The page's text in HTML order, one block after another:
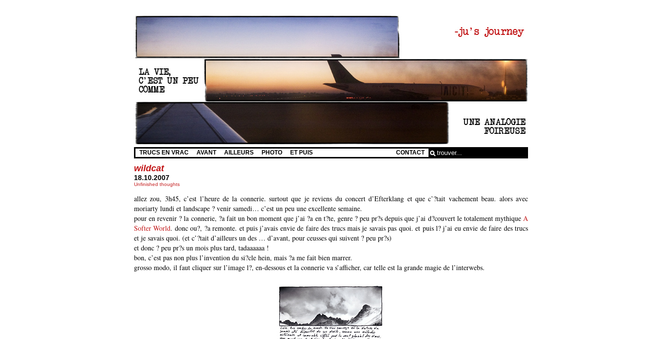
TRUCS EN VRAC AVANT AILLEURS PHOTO ET PUIS CONTACT
wildcat
18.10.2007
Unfinished thoughts
allez zou, 3h45, c’est l’heure de la connerie. surtout que je reviens du concert d’Efterklang et que c’?tait vachement beau. alors avec
moriarty lundi et landscape ? venir samedi… c’est un peu une excellente semaine.
pour en revenir ? la connerie, ?a fait un bon moment que j’ai ?a en t?te, genre ? peu pr?s depuis que j’ai d?couvert le totalement mythique A
Softer World. donc ou?, ?a remonte. et puis j’avais envie de faire des trucs mais je savais pas quoi. et puis l? j’ai eu envie de faire des trucs
et je savais quoi. (et c’?tait d’ailleurs un des … d’avant, pour ceusses qui suivent ? peu pr?s)
et donc ? peu pr?s un mois plus tard, tadaaaaaa !
bon, c’est pas non plus l’invention du si?cle hein, mais ?a me fait bien marrer.
grosso modo, il faut cliquer sur l’image l?, en-dessous et la connerie va s’afficher, car telle est la grande magie de l’interwebs.